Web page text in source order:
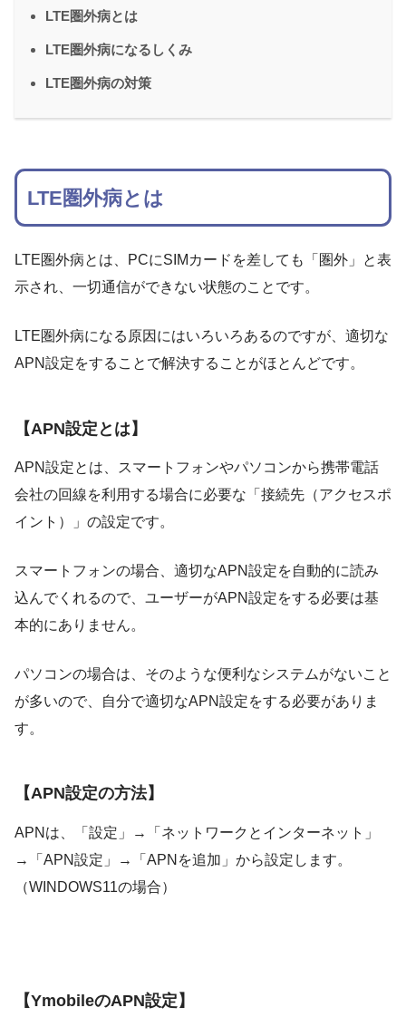
LTE圏外病とは
LTE圏外病になるしくみ
LTE圏外病の対策
LTE圏外病とは
LTE圏外病とは、PCにSIMカードを差しても「圏外」と表
示され、一切通信ができない状態のことです。
LTE圏外病になる原因にはいろいろあるのですが、適切な
APN設定をすることで解決することがほとんどです。
【APN設定とは】
APN設定とは、スマートフォンやパソコンから携帯電話
会社の回線を利用する場合に必要な「接続先（アクセスポ
イント）」の設定です。
スマートフォンの場合、適切なAPN設定を自動的に読み
込んでくれるので、ユーザーがAPN設定をする必要は基
本的にありません。
パソコンの場合は、そのような便利なシステムがないこと
が多いので、自分で適切なAPN設定をする必要がありま
す。
【APN設定の方法】
APNは、「設定」→「ネットワークとインターネット」
→「APN設定」→「APNを追加」から設定します。
（WINDOWS11の場合）
【YmobileのAPN設定】